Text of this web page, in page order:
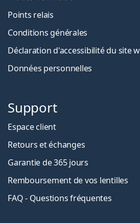
Points relais
Conditions générales
Déclaration d'accessibilité du site
Données personnelles
Support
Espace client
Retours et échanges
Garantie de 365 jours
Remboursement de vos lentilles
FAQ - Questions fréquentes